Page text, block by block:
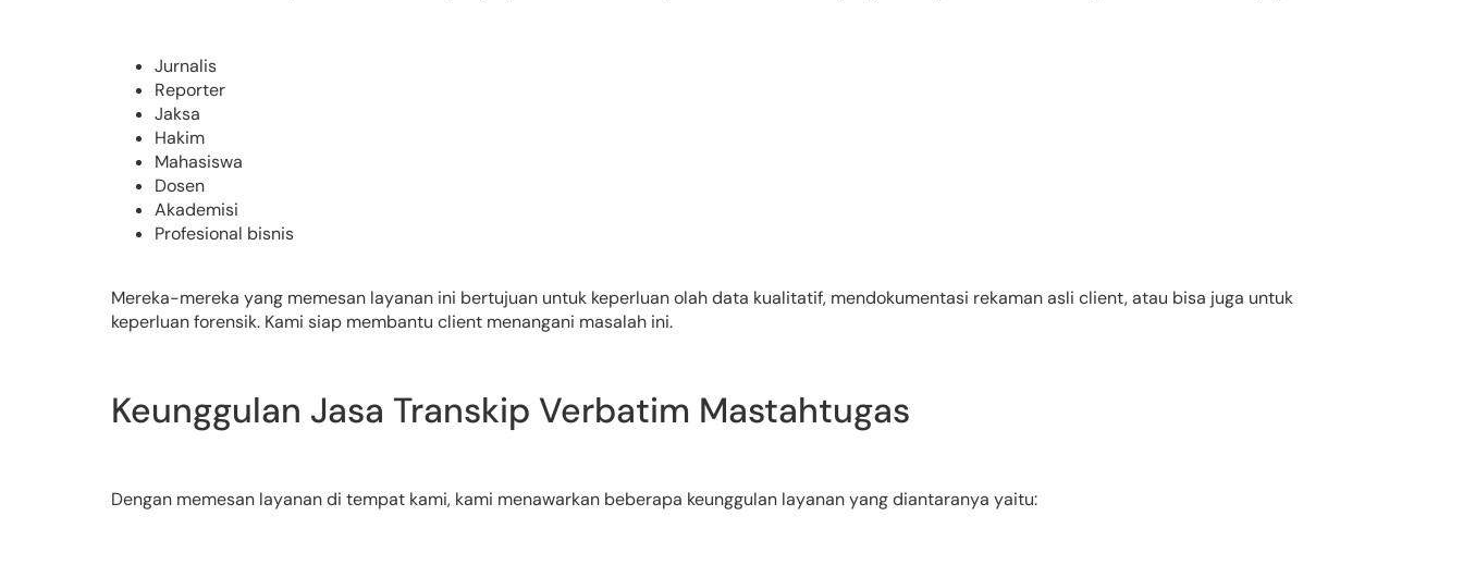
Jurnalis
Reporter
Jaksa
Hakim
Mahasiswa
Dosen
Akademisi
Profesional bisnis
Mereka-mereka yang memesan layanan ini bertujuan untuk keperluan olah data kualitatif, mendokumentasi rekaman asli client, atau bisa juga untuk
keperluan forensik. Kami siap membantu client menangani masalah ini.
Keunggulan Jasa Transkip Verbatim Mastahtugas
Dengan memesan layanan di tempat kami, kami menawarkan beberapa keunggulan layanan yang diantaranya yaitu: